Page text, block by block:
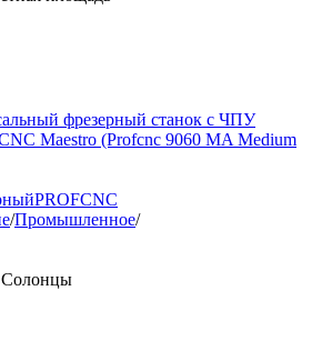
фрезерный станок с ЧПУ
Maestro (Profcnc 9060 MA Medium
PROFCNC
/Промышленное/
Солонцы